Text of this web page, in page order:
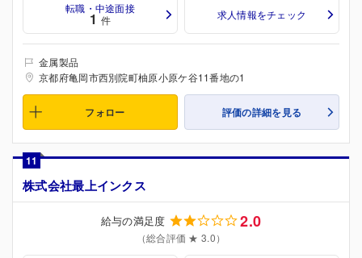
転職・中途面接
1 件 求人情報をチェック
金属製品
京都府亀岡市西別院町柚原小原ケ谷11番地の1
フォロー 評価の詳細を見る
11
株式会社最上インクス
給与の満足度 2.0
（総合評価 ★ 3.0）